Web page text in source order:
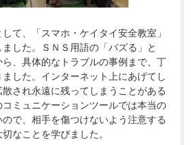
して、「スマホ・ケイタイ安全教室」
した。ＳＮＳ用語の「バズる」と
ら、具体的なトラブルの事例まで、丁
した。インターネット上にあげてし
され永遠に残ってしまうことがある
ミュニケーションツールでは本当の
で、相手を傷つけないよう注意する
なことを学びました。